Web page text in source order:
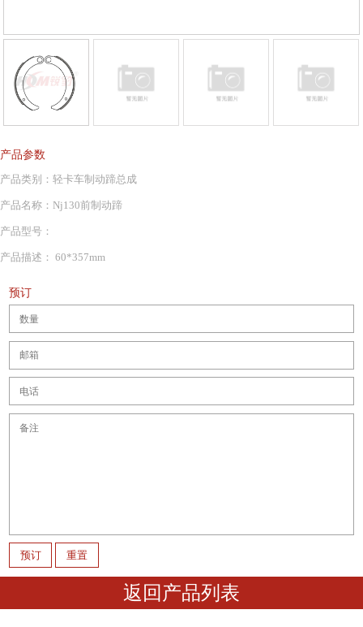
产品参数
产品类别：轻卡车制动蹄总成
产品名称：Nj130前制动蹄
产品型号：
产品描述： 60*357mm
预订
返回产品列表